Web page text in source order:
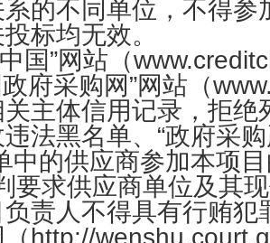
的不同单位，不得参
标均无效。
国”网站（
府采购网”网站（
主体信用记录，拒绝
法黑名单、“政府采
中的供应商参加本项
要求供应商单位及其
责人不得具有行贿犯
http://